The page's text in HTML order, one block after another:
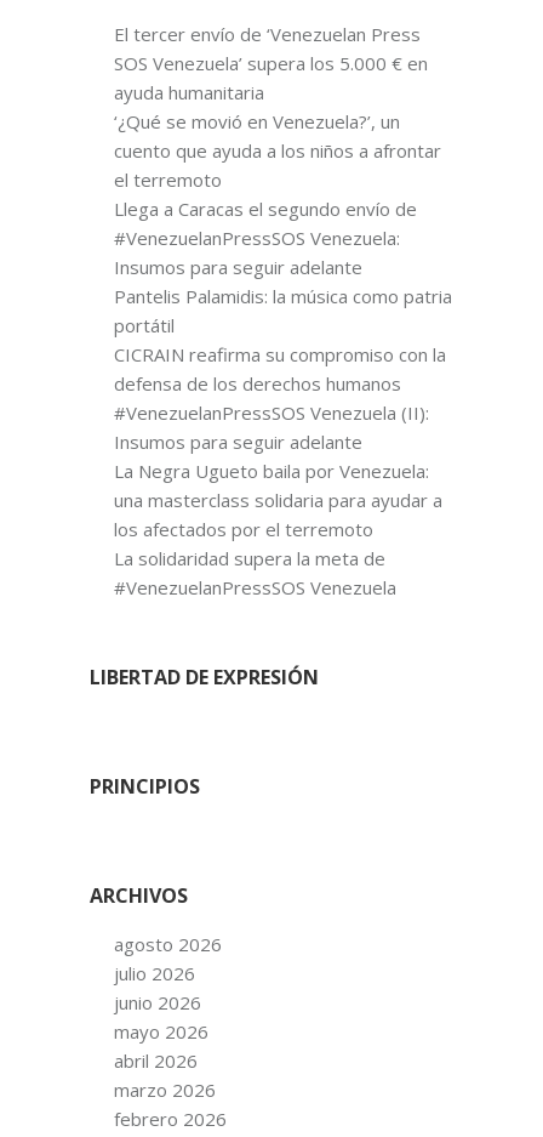
El tercer envío de ‘Venezuelan Press
SOS Venezuela’ supera los 5.000 € en
ayuda humanitaria
‘¿Qué se movió en Venezuela?’, un
cuento que ayuda a los niños a afrontar
el terremoto
Llega a Caracas el segundo envío de
#VenezuelanPressSOS Venezuela:
Insumos para seguir adelante
Pantelis Palamidis: la música como patria
portátil
CICRAIN reafirma su compromiso con la
defensa de los derechos humanos
#VenezuelanPressSOS Venezuela (II):
Insumos para seguir adelante
La Negra Ugueto baila por Venezuela:
una masterclass solidaria para ayudar a
los afectados por el terremoto
La solidaridad supera la meta de
#VenezuelanPressSOS Venezuela
LIBERTAD DE EXPRESIÓN
PRINCIPIOS
ARCHIVOS
agosto 2026
julio 2026
junio 2026
mayo 2026
abril 2026
marzo 2026
febrero 2026